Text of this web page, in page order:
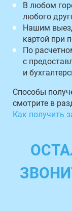
В любом
любого
Нашим
картой при
По
с
и
Способы
смотрите в
Как получить